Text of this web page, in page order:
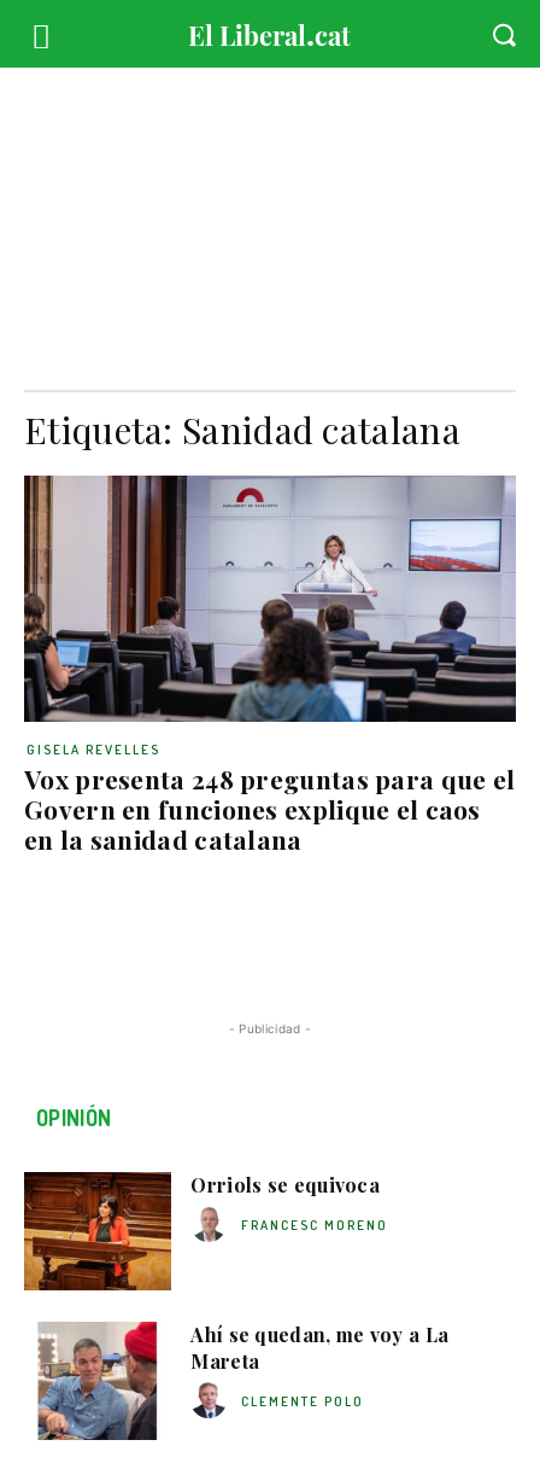
Etiqueta: Sanidad catalana
Vox presenta 248 preguntas para que el
Govern en funciones explique el caos
en la sanidad catalana
GISELA REVELLES
- Publicidad -
OPINIÓN
Orriols se equivoca
FRANCESC MORENO
Ahí se quedan, me voy a La
Mareta
CLEMENTE POLO